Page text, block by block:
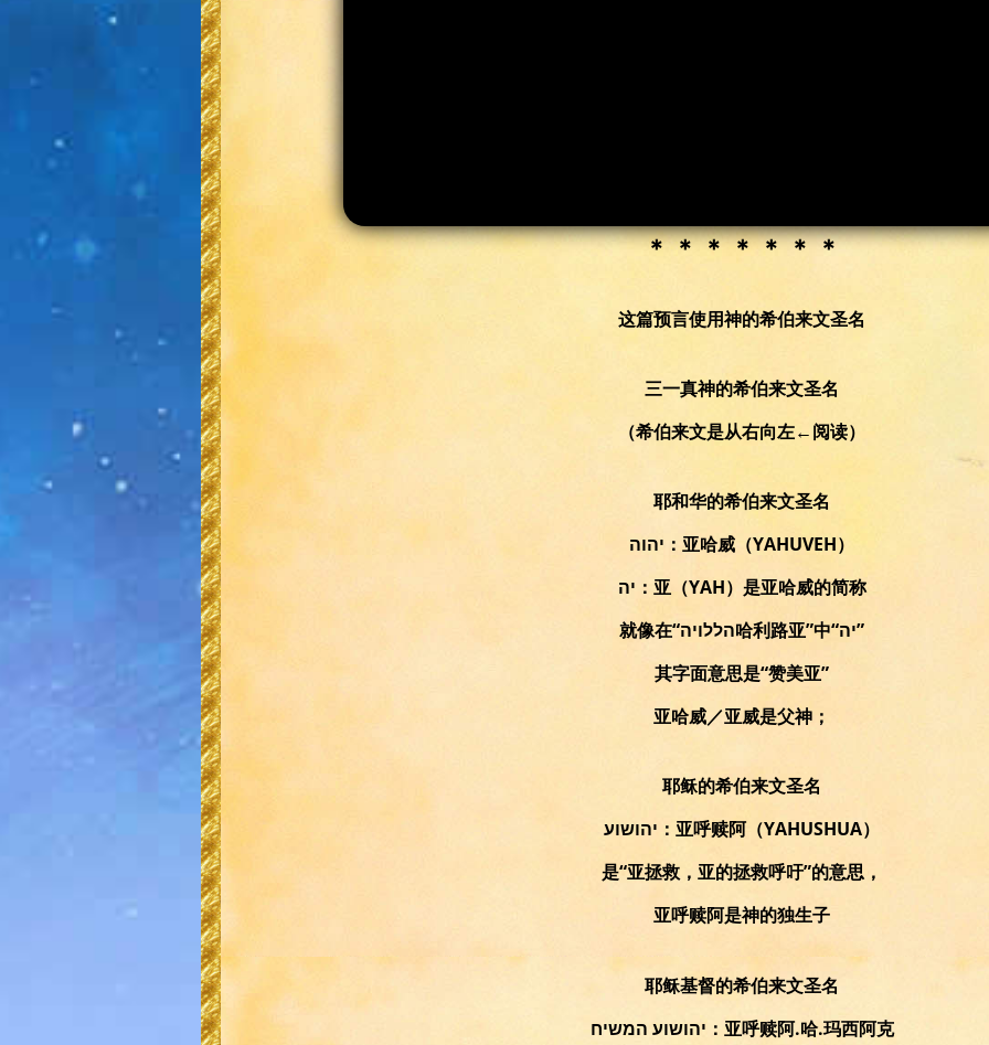
＊ ＊ ＊ ＊ ＊ ＊ ＊
这篇预言使用神的希伯来文圣名
三一真神的希伯来文圣名
（希伯来文是从右向左←阅读）
耶和华的希伯来文圣名
יהוה：亚哈威（YAHUVEH）
יה：亚（YAH）是亚哈威的简称
就像在“הללויה哈利路亚”中“יה”
其字面意思是“赞美亚”
亚哈威／亚威是父神；
耶稣的希伯来文圣名
יהושוע：亚呼赎阿（YAHUSHUA）
是“亚拯救，亚的拯救呼吁”的意思，
亚呼赎阿是神的独生子
耶稣基督的希伯来文圣名
יהושוע המשיח：亚呼赎阿.哈.玛西阿克